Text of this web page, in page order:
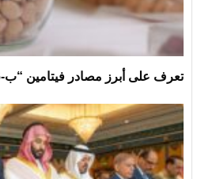
تعرف على أبرز مصادر فيتامين “ب-6” الطبيعية؟